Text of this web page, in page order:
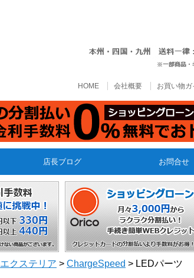
HOME 会社概要 お買い物ガ
店長ブログ お問合せ
エクステリア > ChargeSpeed > LEDパーツ